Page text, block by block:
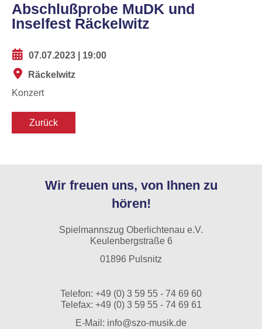
Abschlußprobe MuDK und
Inselfest Räckelwitz
07.07.2023 | 19:00
Räckelwitz
Konzert
Zurück
Wir freuen uns, von Ihnen zu
hören!
Spielmannszug Oberlichtenau e.V.
Keulenbergstraße 6
01896 Pulsnitz
Telefon: +49 (0) 3 59 55 - 74 69 60
Telefax: +49 (0) 3 59 55 - 74 69 61
E-Mail: info@szo-musik.de